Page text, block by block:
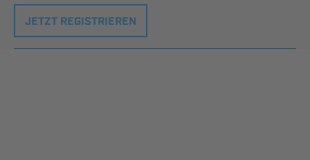
JETZT REGISTRIEREN